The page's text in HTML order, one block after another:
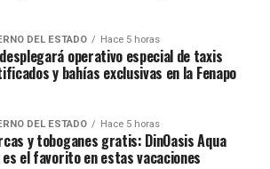
DEL ESTADO Hace 5 horas
operativo especial de taxis
y bahías exclusivas en la Fenapo
DEL ESTADO Hace 5 horas
y toboganes gratis: DinOasis Aqua
es el favorito en estas vacaciones